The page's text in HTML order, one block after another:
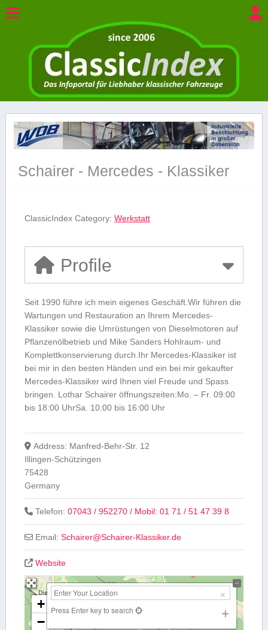
Schairer - Mercedes - Klassiker
ClassicIndex Category: Werkstatt
Profile
Seit 1990 führe ich mein eigenes Geschäft.Wir führen die
Wartungen und Restauration an Ihrem Mercedes-
Klassiker sowie die Umrüstungen von Dieselmotoren auf
Pflanzenölbetrieb und Mike Sanders Hohlraum- und
Komplettkonservierung durch.Ihr Mercedes-Klassiker ist
bei mir in den besten Händen und ein bei mir gekaufter
Mercedes-Klassiker wird Ihnen viel Freude und Spass
bringen. Lothar Schairer öffnungszeiten:Mo. – Fr. 09:00
bis 18:00 UhrSa. 10:00 bis 16:00 Uhr
Address: Manfred-Behr-Str. 12
Illingen-Schützingen
75428
Germany
Telefon:07043 / 952270 / Mobil: 01 71 / 51 47 39 8
Email:Schairer@Schairer-Klassiker.de
Website
+
−
Press Enter key to search